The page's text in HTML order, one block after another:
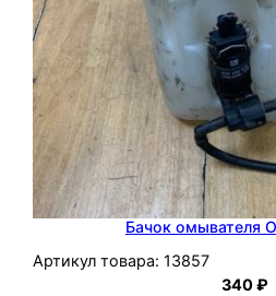
Бачок омывателя
Артикул товара: 13857
340₽